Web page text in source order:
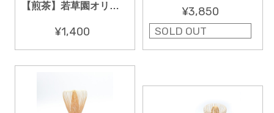
【煎茶】若草園オリジナル「潤ふ -uruu-」300g
¥1,400
¥3,850
SOLD OUT